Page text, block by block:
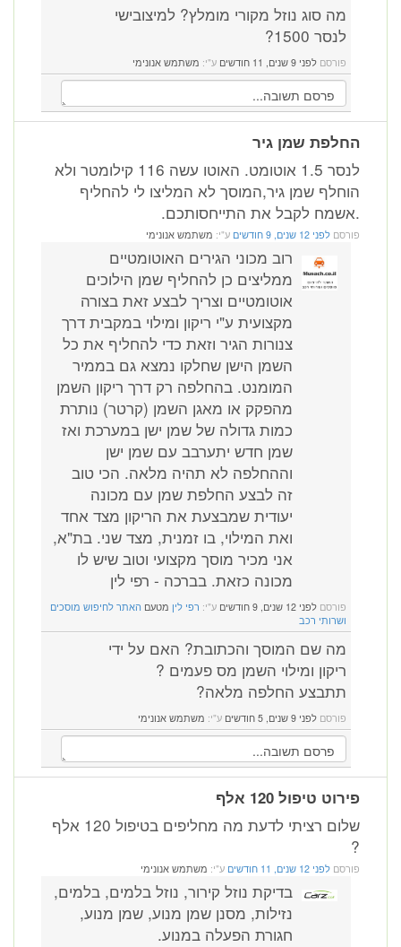
מה סוג נוזל מקורי מומלץ? למיצובישי
לנסר 1500?
פורסם לפני 9 שנים, 11 חודשים ע"י: משתמש אנונימי
החלפת שמן גיר
לנסר 1.5 אוטומט. האוטו עשה 116 קילומטר ולא
הוחלף שמן גיר,המוסך לא המליצו לי להחליף
.אשמח לקבל את התייחסותכם.
פורסם לפני 12 שנים, 9 חודשים ע"י: משתמש אנונימי
רוב מכוני הגירים האוטומטיים
ממליצים כן להחליף שמן הילוכים
אוטומטיים וצריך לבצע זאת בצורה
מקצועית ע"י ריקון ומילוי במקבית דרך
צנורות הגיר וזאת כדי להחליף את כל
השמן הישן שחלקו נמצא גם בממיר
המומנט. בהחלפה רק דרך ריקון השמן
מהפקק או מאגן השמן (קרטר) נותרת
כמות גדולה של שמן ישן במערכת ואז
שמן חדש יתערבב עם שמן ישן
וההחלפה לא תהיה מלאה. הכי טוב
זה לבצע החלפת שמן עם מכונה
יעודית שמבצעת את הריקון מצד אחד
ואת המילוי, בו זמנית, מצד שני. בת"א,
אני מכיר מוסך מקצועי וטוב שיש לו
מכונה כזאת. בברכה - רפי לין
פורסם לפני 12 שנים, 9 חודשים ע"י: רפי לין מטעם האתר לחיפוש מוסכים
ושרותי רכב
מה שם המוסך והכתובת? האם על ידי
ריקון ומילוי השמן מס פעמים ?
תתבצע החלפה מלאה?
פורסם לפני 9 שנים, 5 חודשים ע"י: משתמש אנונימי
פירוט טיפול 120 אלף
שלום רציתי לדעת מה מחליפים בטיפול 120 אלף
?
פורסם לפני 12 שנים, 11 חודשים ע"י: משתמש אנונימי
בדיקת נוזל קירור, נוזל בלמים, בלמים,
נזילות, מסנן שמן מנוע, שמן מנוע,
חגורת הפעלה במנוע.